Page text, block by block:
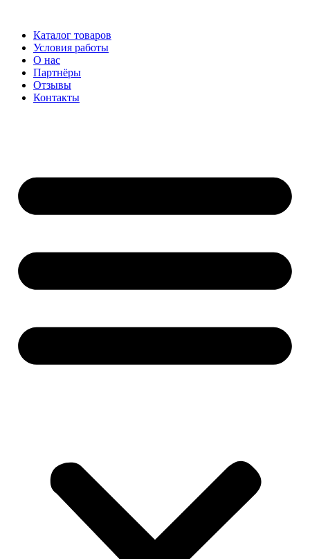
содержимому
Каталог товаров
Условия работы
О нас
Партнёры
Отзывы
Контакты